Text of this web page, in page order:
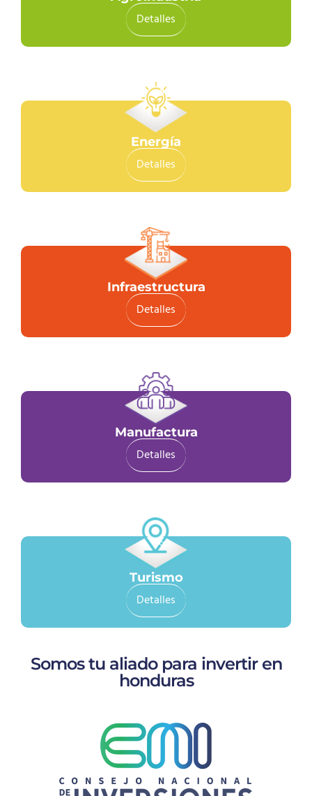
Detalles
Energía
Detalles
Infraestructura
Detalles
Manufactura
Detalles
Turismo
Detalles
Somos tu aliado para invertir en
honduras